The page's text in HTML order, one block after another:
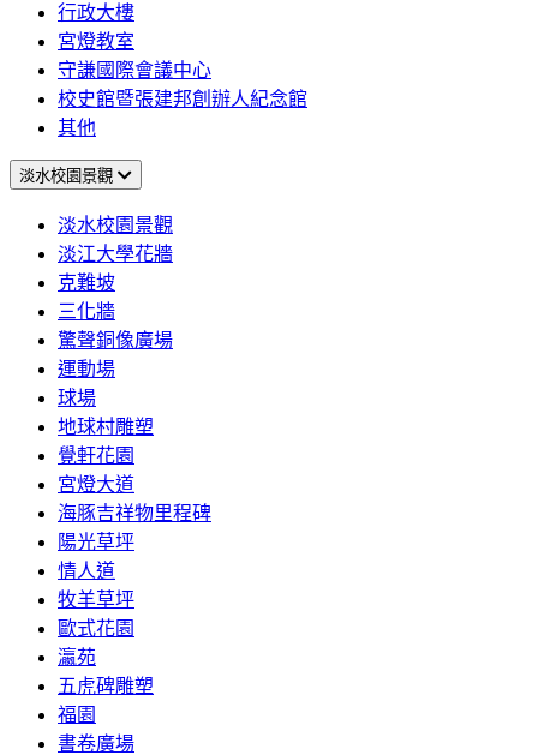
行政大樓
宮燈教室
守謙國際會議中心
校史館暨張建邦創辦人紀念館
其他
淡水校園景觀
淡水校園景觀
淡江大學花牆
克難坡
三化牆
驚聲銅像廣場
運動場
球場
地球村雕塑
覺軒花園
宮燈大道
海豚吉祥物里程碑
陽光草坪
情人道
牧羊草坪
歐式花園
瀛苑
五虎碑雕塑
福園
書卷廣場